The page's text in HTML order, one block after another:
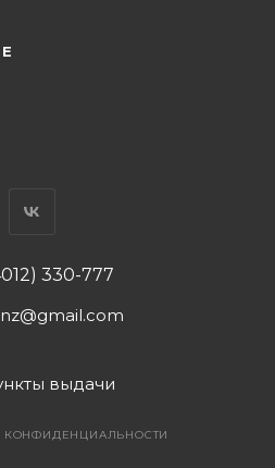
330-777
выдачи
КОНФИДЕНЦИАЛЬНОСТИ